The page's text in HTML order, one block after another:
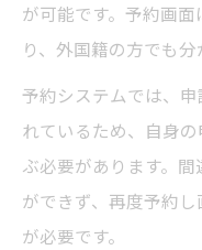
が可能です。予約画
り、外国籍の方でも分
予約システムでは、
れているため、自身
ぶ必要があります。
ができず、再度予約
が必要です。